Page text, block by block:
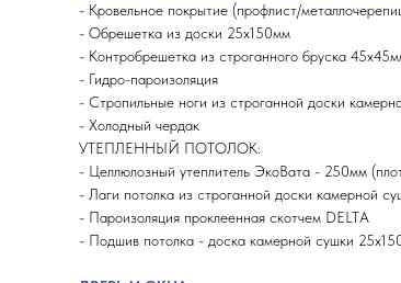
- Кровельное покрытие (профлист/
- Обрешетка из доски 25х150мм
- Контробрешетка из строганного бруска
- Гидро-пароизоляция
- Стропильные ноги из строганной доски
- Холодный чердак
УТЕПЛЕННЫЙ ПОТОЛОК:
- Целлюлозный утеплитель ЭкоВата - 250мм
- Лаги потолка из строганной доски камерной
- Пароизоляция проклеенная скотчем DELTA
- Подшив потолка - доска камерной сушки